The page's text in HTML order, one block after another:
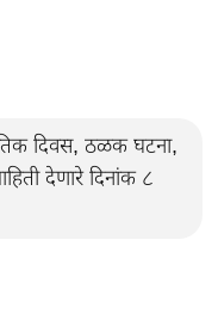
दिवस, ठळक घटना,
देणारे दिनांक ८